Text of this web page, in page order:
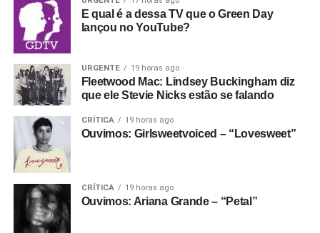
E qual é a dessa TV que o Green Day
lançou no YouTube?
URGENTE 19 horas ago
Fleetwood Mac: Lindsey Buckingham diz
que ele Stevie Nicks estão se falando
CRÍTICA 19 horas ago
Ouvimos: Girlsweetvoiced – “Lovesweet”
CRÍTICA 19 horas ago
Ouvimos: Ariana Grande – “Petal”